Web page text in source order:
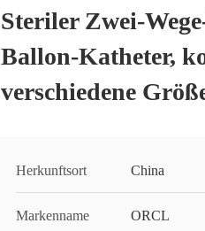
Steriler Zwei-
Ballon-Katheter,
verschiedene
Herkunftsort China
Markenname ORCL